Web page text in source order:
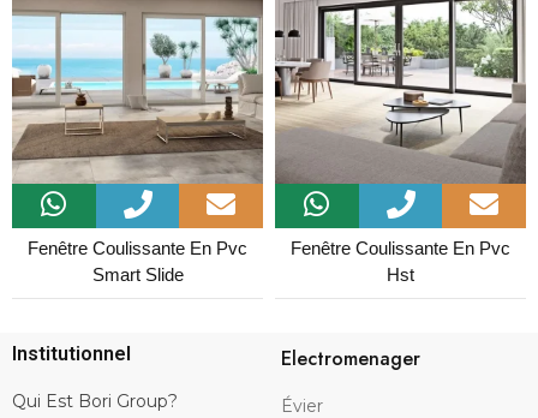
Fenêtre Coulissante En Pvc
Smart Slide
Fenêtre Coulissante En Pvc
Hst
Institutionnel
Qui Est Bori Group?
Electromenager
Évier